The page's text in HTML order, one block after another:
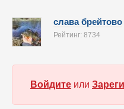
слава брейтово
Рейтинг: 8734
Войдите или